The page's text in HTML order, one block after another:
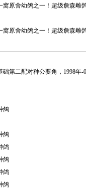
窝原舍幼鸽之一！超级詹森雌
窝原舍幼鸽之一！超级詹森雌
础第二配对种公要角，1998年-
鸽
鸽
鸽
鸽
鸽
鸽